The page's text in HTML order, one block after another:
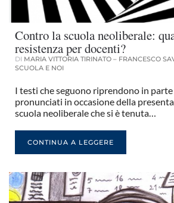
Contro la scuola neoliberale:
resistenza per docenti?
DI MARIA VITTORIA TIRINATO – FRANCESCO
SCUOLA E NOI
I testi che seguono riprendono in
pronunciati in occasione della
scuola neoliberale che si è tenuta…
CONTINUA A LEGGERE